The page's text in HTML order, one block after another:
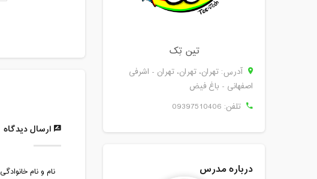
ارسال دیدگاه
نام و نام خانوادگی
تین تِک
آدرس: تهران، تهران، تهران - اشرفی
اصفهانی - باغ فیض
تلفن: 09397510406
درباره مدرس